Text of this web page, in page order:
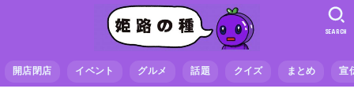
開店閉店 イベント グルメ 話題 クイズ まとめ 宣
SEARCH